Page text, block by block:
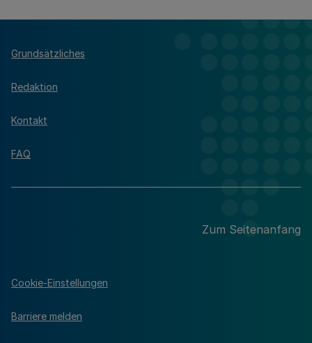
Grundsätzliches
Redaktion
Kontakt
FAQ
Zum Seitenanfang
Cookie-Einstellungen
Barriere melden